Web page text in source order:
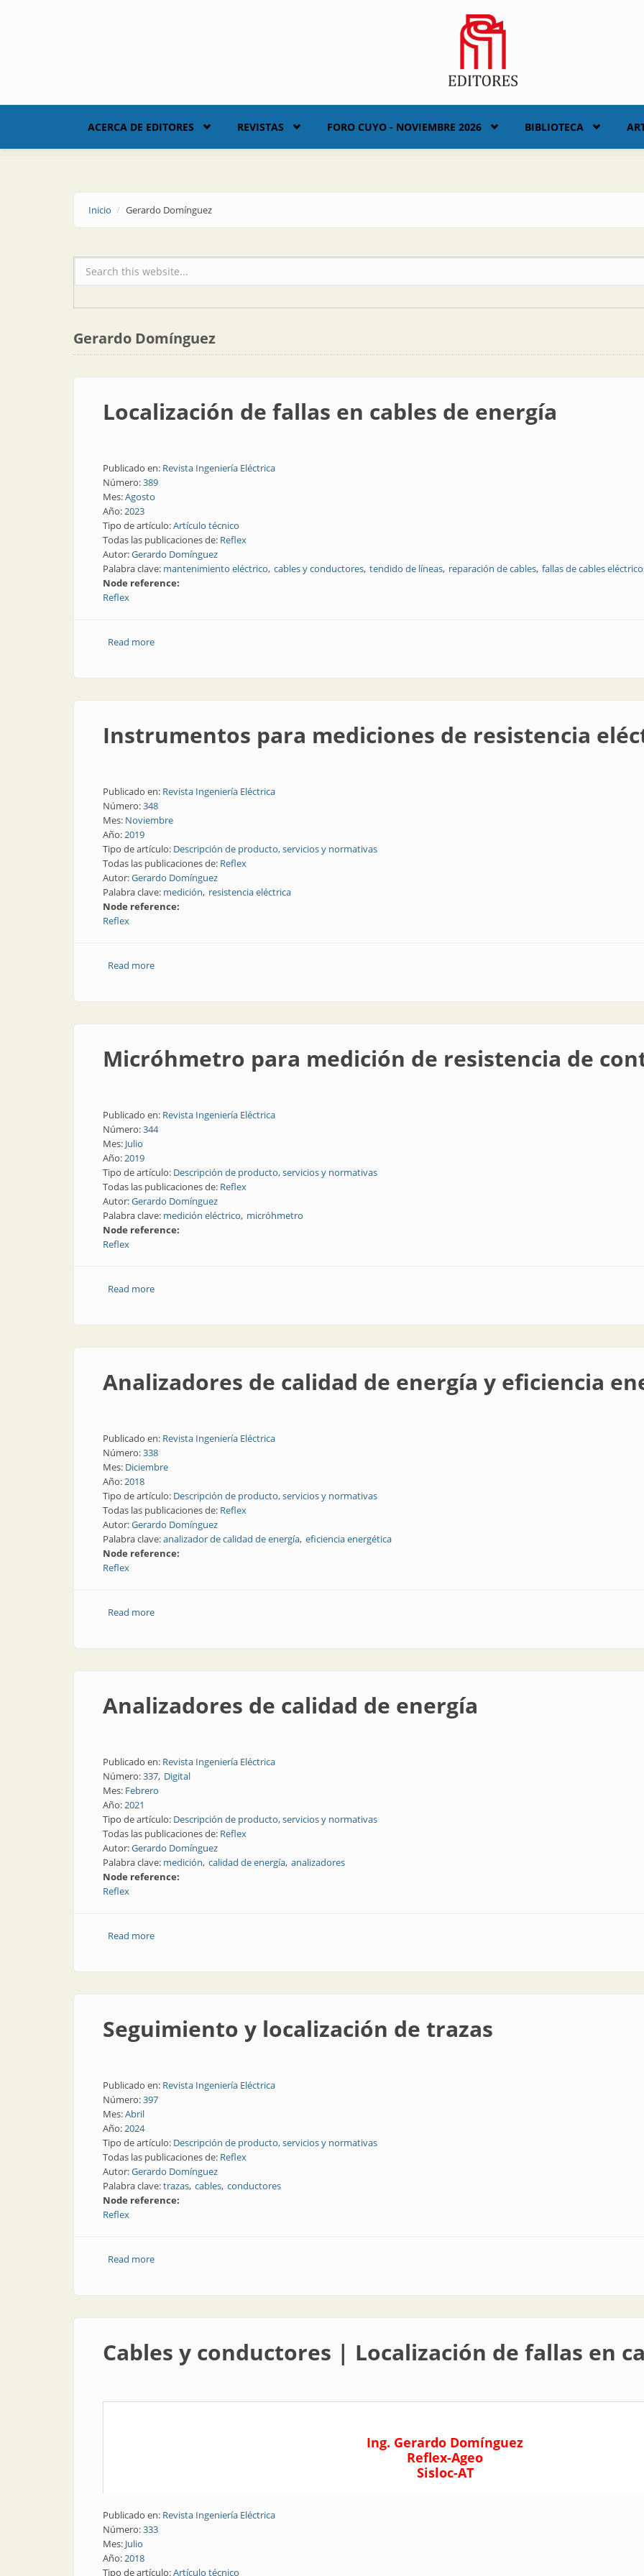
ACERCA DE EDITORES REVISTAS FORO CUYO - NOVIEMBRE 2026 BIBLIOTECA
Inicio Gerardo Domínguez
Formulario de búsqueda
Gerardo Domínguez
Localización de fallas en cables de energía
Publicado en: Revista Ingeniería Eléctrica
Número:389
Mes:Agosto
Año:2023
Tipo de artículo:Artículo técnico
Todas las publicaciones de: Reflex
Autor:Gerardo Domínguez
Palabra clave: mantenimiento eléctrico cables y conductores tendido de líneas reparación de cables fallas de cables
Node reference:
Reflex
Read moreabout Localización de fallas en cables de energía
Instrumentos para mediciones de resistencia
Publicado en: Revista Ingeniería Eléctrica
Número:348
Mes: Noviembre
Año:2019
Tipo de artículo: Descripción de producto, servicios y normativas
Todas las publicaciones de: Reflex
Autor:Gerardo Domínguez
Palabra clave: medición resistencia eléctrica
Node reference:
Reflex
Read moreabout Instrumentos para mediciones de resistencia eléctrica
Micróhmetro para medición de resistencia de
Publicado en: Revista Ingeniería Eléctrica
Número:344
Mes: Julio
Año:2019
Tipo de artículo: Descripción de producto, servicios y normativas
Todas las publicaciones de: Reflex
Autor:Gerardo Domínguez
Palabra clave: medición eléctrico micróhmetro
Node reference:
Reflex
Read moreabout Micróhmetro para medición de resistencia de contacto
Analizadores de calidad de energía y eficiencia
Publicado en: Revista Ingeniería Eléctrica
Número:338
Mes: Diciembre
Año:2018
Tipo de artículo: Descripción de producto, servicios y normativas
Todas las publicaciones de: Reflex
Autor:Gerardo Domínguez
Palabra clave:analizador de calidad de energía eficiencia energética
Node reference:
Reflex
Read moreabout Analizadores de calidad de energía y eficiencia energética
Analizadores de calidad de energía
Publicado en: Revista Ingeniería Eléctrica
Número:337 Digital
Mes: Febrero
Año:2021
Tipo de artículo: Descripción de producto, servicios y normativas
Todas las publicaciones de: Reflex
Autor:Gerardo Domínguez
Palabra clave: medición calidad de energía analizadores
Node reference:
Reflex
Read moreabout Analizadores de calidad de energía
Seguimiento y localización de trazas
Publicado en: Revista Ingeniería Eléctrica
Número:397
Mes:Abril
Año:2024
Tipo de artículo: Descripción de producto, servicios y normativas
Todas las publicaciones de: Reflex
Autor:Gerardo Domínguez
Palabra clave:trazas cables conductores
Node reference:
Reflex
Read moreabout Seguimiento y localización de trazas
Cables y conductores | Localización de fallas en
Ing. Gerardo Domínguez
Reflex-Ageo
Sisloc-AT
Publicado en: Revista Ingeniería Eléctrica
Número:333
Mes: Julio
Año:2018
Tipo de artículo:Artículo técnico